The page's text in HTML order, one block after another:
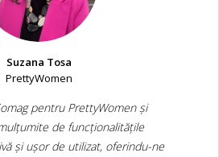
Suzana Tosa
PrettyWomen
pentru PrettyWomen și
de funcționalitățile
și ușor de utilizat, oferindu-ne